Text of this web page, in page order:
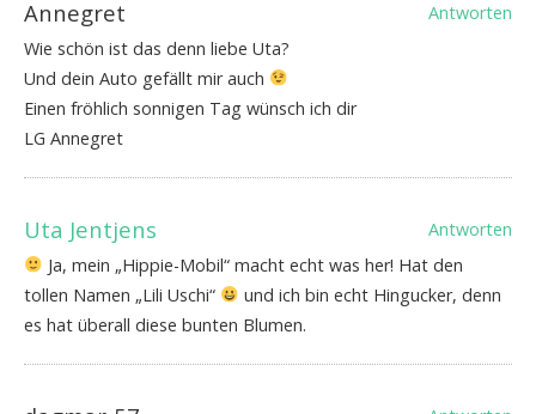
Annegret
Antworten
Wie schön ist das denn liebe Uta?
Und dein Auto gefällt mir auch
Einen fröhlich sonnigen Tag wünsch ich dir
LG Annegret
Uta Jentjens
Antworten
Ja, mein „Hippie-Mobil“ macht echt was her! Hat den
tollen Namen „Lili Uschi“
und ich bin echt Hingucker, denn
es hat überall diese bunten Blumen.